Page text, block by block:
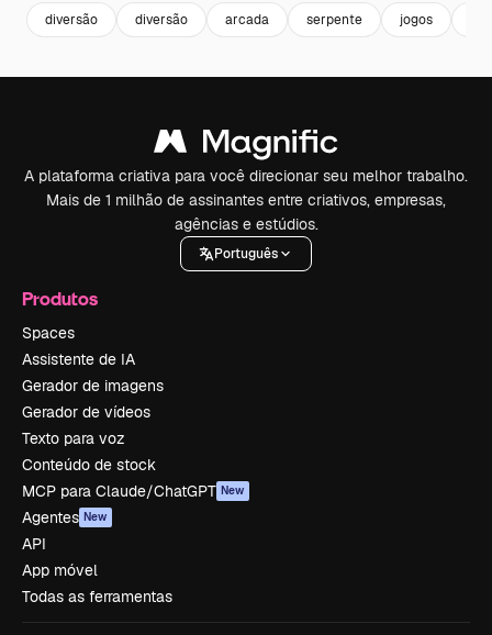
diversão diversão arcada serpente jogos
A plataforma criativa para você direcionar seu melhor trabalho.
Mais de 1 milhão de assinantes entre criativos, empresas,
agências e estúdios.
Português
Produtos
Spaces
Assistente de IA
Gerador de imagens
Gerador de vídeos
Texto para voz
Conteúdo de stock
MCP para Claude/ChatGPT New
Agentes New
API
App móvel
Todas as ferramentas